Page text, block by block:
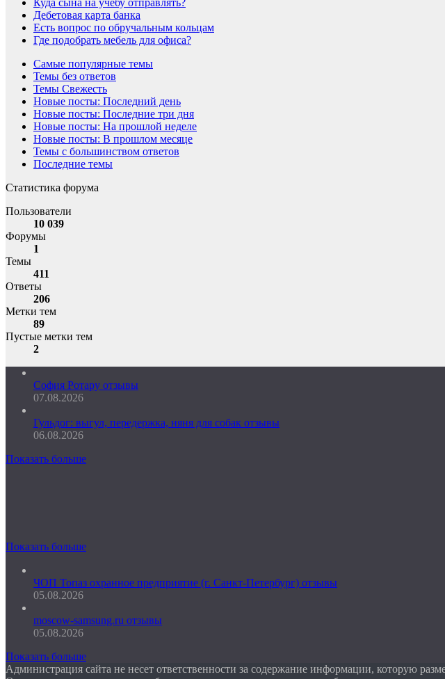
Куда сына на учёбу отправлять?
Дебетовая карта банка
Есть вопрос по обручальным кольцам
Где подобрать мебель для офиса?
Самые популярные темы
Темы без ответов
Темы Свежесть
Новые посты: Последний день
Новые посты: Последние три дня
Новые посты: На прошлой неделе
Новые посты: В прошлом месяце
Темы с большинством ответов
Последние темы
Статистика форума
Пользователи
10 039
Форумы
1
Темы
411
Ответы
206
Метки тем
89
Пустые метки тем
2
София Ротару отзывы
07.08.2026
Гульдог: выгул, передержка, няня для собак отзывы
06.08.2026
Показать больше
Показать больше
ЧОП Топаз охранное предприятие (г. Санкт-Петербург) отзывы
05.08.2026
moscow-samsung.ru отзывы
05.08.2026
Показать больше
Администрация сайта не несет ответственности за содержание информации, которую